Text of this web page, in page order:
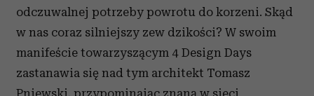
odczuwalnej potrzeby powrotu do korzeni. Skąd
w nas coraz silniejszy zew dzikości? W swoim
manifeście towarzyszącym 4 Design Days
zastanawia się nad tym architekt Tomasz
Pniewski, przypominając znaną w sieci